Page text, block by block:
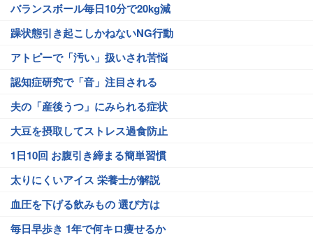
バランスボール毎日10分で20kg減
躁状態引き起こしかねないNG行動
アトピーで「汚い」扱いされ苦悩
認知症研究で「音」注目される
夫の「産後うつ」にみられる症状
大豆を摂取してストレス過食防止
1日10回 お腹引き締まる簡単習慣
太りにくいアイス 栄養士が解説
血圧を下げる飲みもの 選び方は
毎日早歩き 1年で何キロ痩せるか